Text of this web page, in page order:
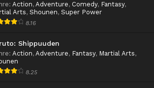
: Action, Adventure, Comedy, Fantasy,
Arts, Shounen, Super Power
8.16
Shippuuden
: Action, Adventure, Fantasy, Martial Arts,
8.25